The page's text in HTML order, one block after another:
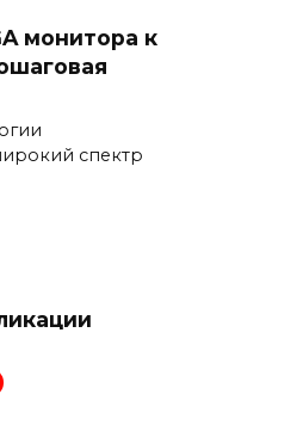
монитора к
спектр